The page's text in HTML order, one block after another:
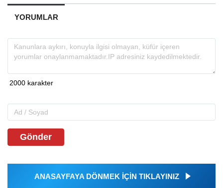
YORUMLAR
Gönder
ANASAYFAYA DÖNMEK İÇİN TIKLAYINIZ